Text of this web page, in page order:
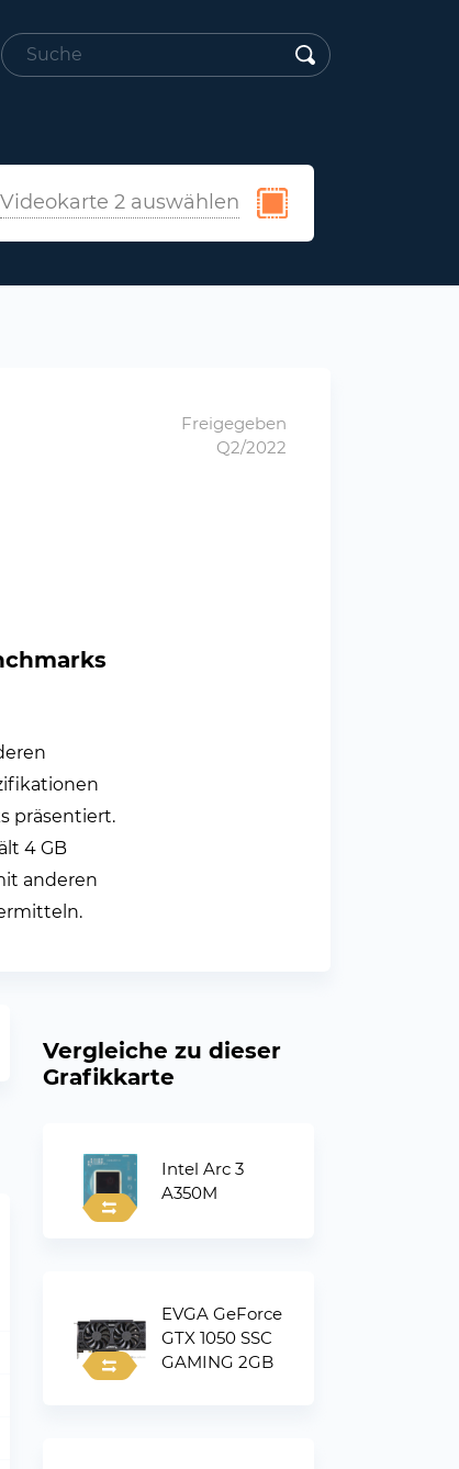
Videokarte 2 auswählen
Freigegeben
Q2/2022
präsentiert.
4 GB
anderen
Vergleiche zu dieser
Grafikkarte
Intel Arc 3
A350M
EVGA GeForce
GTX 1050 SSC
GAMING 2GB